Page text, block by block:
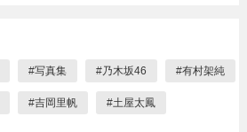
#写真集 #乃木坂46 #有村架純
#吉岡里帆 #土屋太鳳